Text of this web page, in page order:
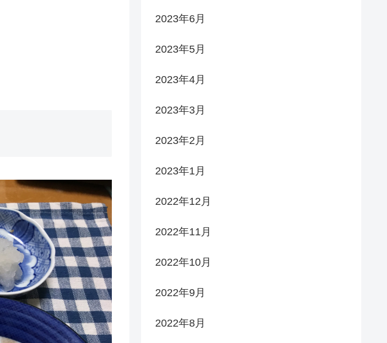
2023年6月
2023年5月
2023年4月
2023年3月
2023年2月
2023年1月
2022年12月
2022年11月
2022年10月
2022年9月
2022年8月